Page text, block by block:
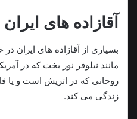
آقازاده های
بسیاری از آقازاده های ایران
مانند نیلوفر نور بخت که در
روحانی که در اتریش است و یا
زندگی می کند.